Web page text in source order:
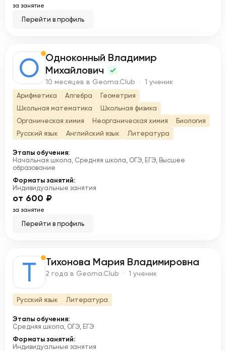
за занятие
Перейти в профиль
О Одноконный Владимир
Михайлович
10 месяцев в Geoma.Club · 1 ученик
Арифметика Алгебра
Геометрия
Школьная математика
Школьная физика
Органическая химия
Неорганическая химия
Биология
Русский язык
Английский язык Литература
Этапы обучения:
Начальная школа, Средняя школа, ОГЭ, ЕГЭ, Высшее
образование
Форматы занятий:
Индивидуальные занятия
от 600 ₽
за занятие
Перейти в профиль
Т Тихонова Мария Владимировна
2 года в Geoma.Club · 1 ученик
Русский язык Литература
Этапы обучения:
Средняя школа, ОГЭ, ЕГЭ
Форматы занятий:
Индивидуальные занятия